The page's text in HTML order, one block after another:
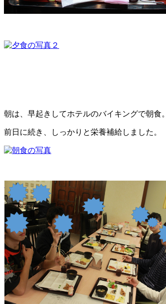
朝は、早起きしてホテルのバイキングで朝食。
前日に続き、しっかりと栄養補給しました。